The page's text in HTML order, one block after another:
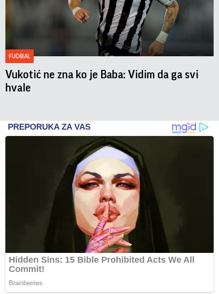
FUDBAL
Vukotić ne zna ko je Baba: Vidim da ga svi
hvale